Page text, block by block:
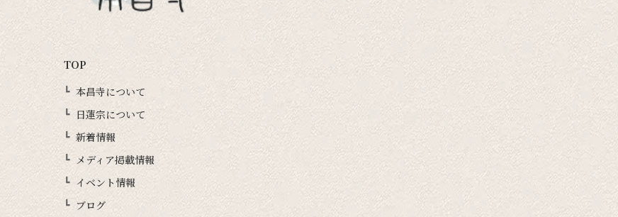
TOP
本昌寺について
日蓮宗について
新着情報
メディア掲載情報
イベント情報
ブログ